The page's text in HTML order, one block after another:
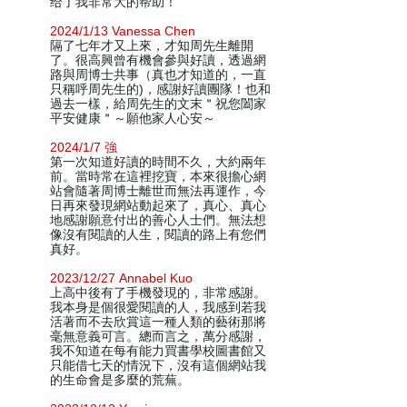
2024/1/13 Vanessa Chen
隔了七年才又上來，才知周先生離開
了。很高興曾有機會參與好讀，透過網
路與周博士共事（真也才知道的，一直
只稱呼周先生的)，感謝好讀團隊！也和
過去一樣，給周先生的文末＂祝您闔家
平安健康＂～願他家人心安～
2024/1/7 強
第一次知道好讀的時間不久，大約兩年
前。當時常在這裡挖寶，本來很擔心網
站會隨著周博士離世而無法再運作，今
日再來發現網站動起來了，真心、真心
地感謝願意付出的善心人士們。無法想
像沒有閱讀的人生，閱讀的路上有您們
真好。
2023/12/27 Annabel Kuo
上高中後有了手機發現的，非常感謝。
我本身是個很愛閱讀的人，我感到若我
活著而不去欣賞這一種人類的藝術那將
毫無意義可言。總而言之，萬分感謝，
我不知道在每有能力買書學校圖書館又
只能借七天的情況下，沒有這個網站我
的生命會是多麼的荒蕪。